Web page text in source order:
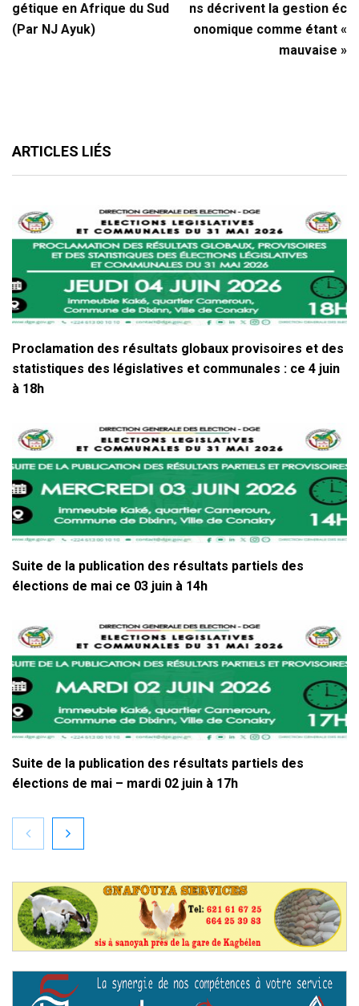
gétique en Afrique du Sud
(Par NJ Ayuk)
ns décrivent la gestion éc
onomique comme étant «
mauvaise »
ARTICLES LIÉS
Proclamation des résultats globaux provisoires et des
statistiques des législatives et communales : ce 4 juin
à 18h
Suite de la publication des résultats partiels des
élections de mai ce 03 juin à 14h
Suite de la publication des résultats partiels des
élections de mai – mardi 02 juin à 17h